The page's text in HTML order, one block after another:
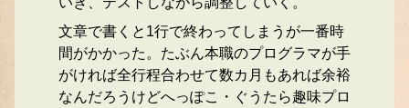
文章で書くと1行で終わってしまうが一番時
間がかかった。たぶん本職のプログラマが手
がければ全行程合わせて数カ月もあれば余裕
なんだろうけどへっぽこ・ぐうたら趣味プロ